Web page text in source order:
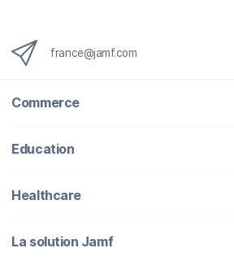
france@jamf.com
Commerce
Education
Healthcare
La solution Jamf